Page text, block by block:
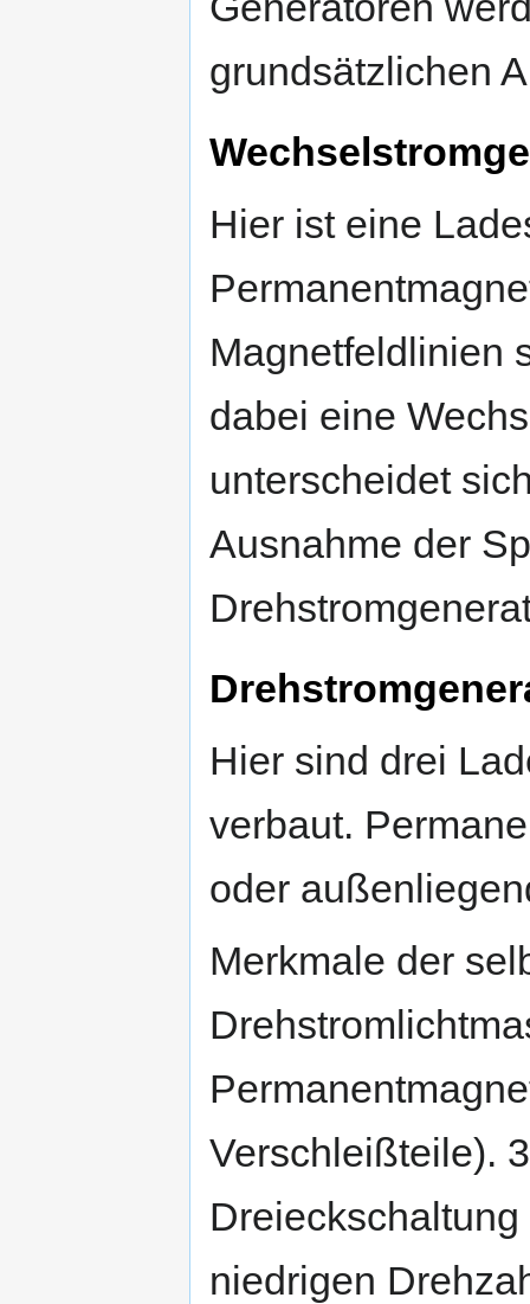
grundsätzlichen
Hier ist eine
Magnetfeldlinien
dabei eine
unterscheidet
Ausnahme der
Hier sind drei
verbaut.
oder
Merkmale der
Verschleißteile).
niedrigen